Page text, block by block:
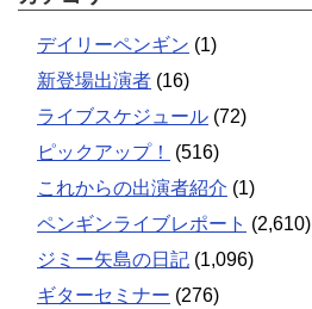
デイリーペンギン (1)
新登場出演者 (16)
ライブスケジュール (72)
ピックアップ！
(516)
これからの出演者紹介 (1)
ペンギンライブレポート (2,610)
ジミー矢島の日記 (1,096)
ギターセミナー (276)